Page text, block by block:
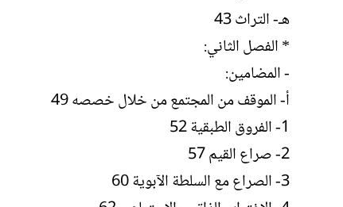
هـ- التراث 43
* الفصل الثاني:
- المضامين:
أ- الموقف من المجتمع من خلال خصصه 49
1- الفروق الطبقية 52
2- صراع القيم 57
3- الصراع مع السلطة الآبوية 60